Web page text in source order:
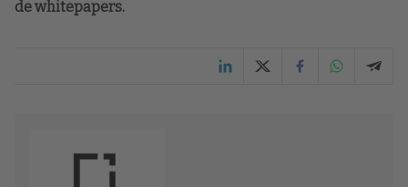
de whitepapers.